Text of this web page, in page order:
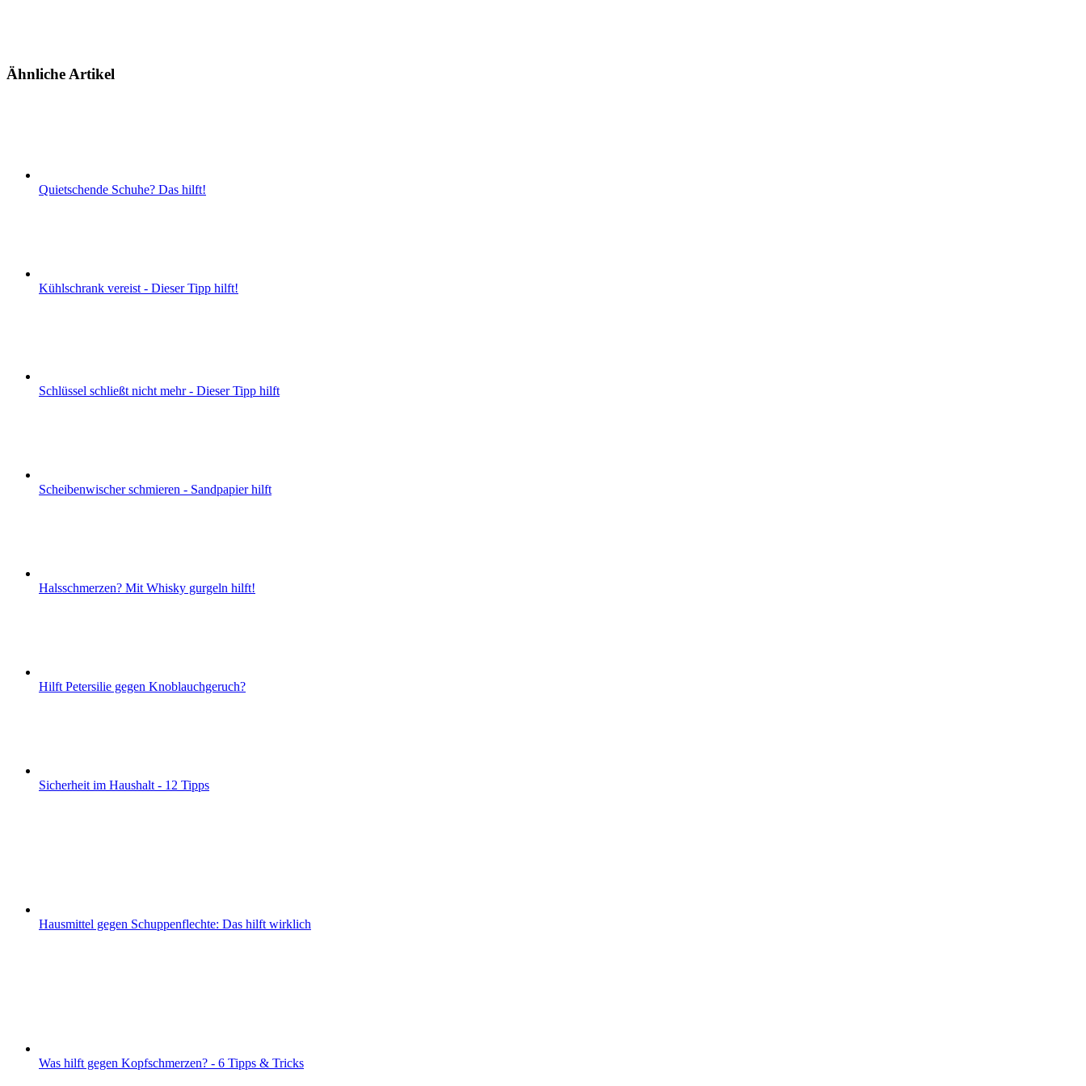
Ähnliche Artikel
Quietschende Schuhe? Das hilft!
Kühlschrank vereist - Dieser Tipp hilft!
Schlüssel schließt nicht mehr - Dieser Tipp hilft
Scheibenwischer schmieren - Sandpapier hilft
Halsschmerzen? Mit Whisky gurgeln hilft!
Hilft Petersilie gegen Knoblauchgeruch?
Sicherheit im Haushalt - 12 Tipps
Hausmittel gegen Schuppenflechte: Das hilft wirklich
Was hilft gegen Kopfschmerzen? - 6 Tipps & Tricks